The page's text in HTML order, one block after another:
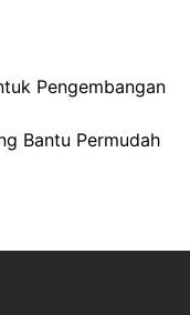
Pengembangan
Bantu Permudah